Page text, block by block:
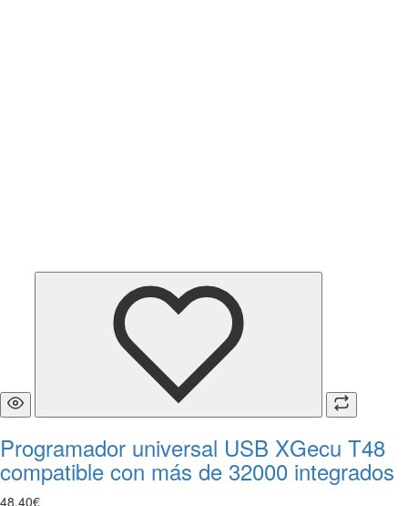
Programador universal USB XGecu T48
compatible con más de 32000 integrados
48,40€